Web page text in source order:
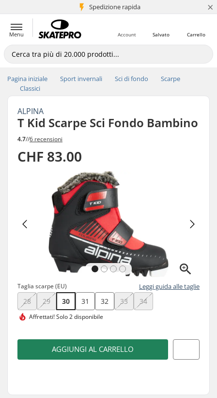
Spedizione rapida
+5 mln di clienti ×
Menu Carrello
Salvato
Account
Pagina iniziale Sport invernali Sci di fondo
Scarpe
Classici
ALPINA
T Kid Scarpe Sci Fondo Bambino
4.7//6 recensioni
CHF 83.00
Taglia scarpe (EU) Leggi guida alle taglie
28 29 30 31 32 33 34
Affrettati!Solo 2 disponibile
AGGIUNGI AL CARRELLO